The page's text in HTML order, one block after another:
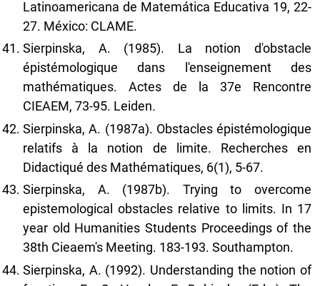
Latinoamericana de Matemática Educativa 19, 22-
27. México: CLAME.
Sierpinska, A. (1985). La notion d'obstacle
épistémologique dans l'enseignement des
mathématiques. Actes de la 37e Rencontre
CIEAEM, 73-95. Leiden.
Sierpinska, A. (1987a). Obstacles épistémologique
relatifs à la notion de limite. Recherches en
Didactiqué des Mathématiques, 6(1), 5-67.
Sierpinska, A. (1987b). Trying to overcome
epistemological obstacles relative to limits. In 17
year old Humanities Students Proceedings of the
38th Cieaem's Meeting. 183-193. Southampton.
Sierpinska, A. (1992). Understanding the notion of